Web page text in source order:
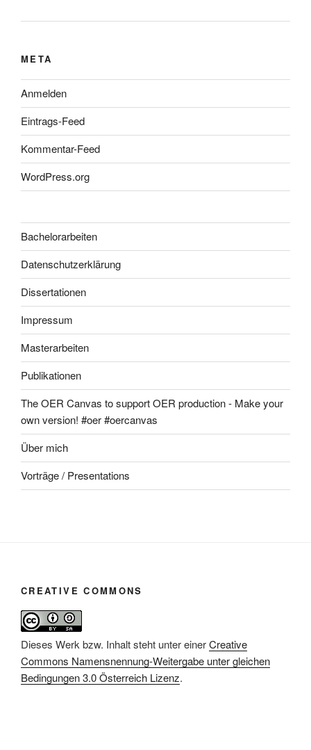
META
Anmelden
Eintrags-Feed
Kommentar-Feed
WordPress.org
Bachelorarbeiten
Datenschutzerklärung
Dissertationen
Impressum
Masterarbeiten
Publikationen
The OER Canvas to support OER production - Make your
own version! #oer #oercanvas
Über mich
Vorträge / Presentations
CREATIVE COMMONS
Dieses Werk bzw. Inhalt steht unter einerCreative
Commons Namensnennung-Weitergabe unter gleichen
Bedingungen 3.0 Österreich Lizenz.